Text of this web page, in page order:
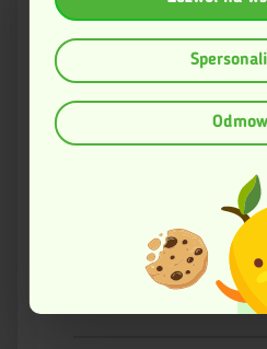
Gromadzić dane
Identyfikować Twoje
analizując
Dowiedz się więcej odnośnie
są przetwarzane oraz ustaw
. W Deklaracji plików
wycofać swoją zgodę w dowolnej
Ta strona korzysta z plików
swojego funkcjonowania oraz w
Więcej informacji znajduje się w
Twoja opinia